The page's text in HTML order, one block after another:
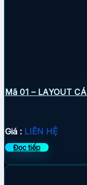
Mã 01 – LAYOUT
Giá : LIÊN HỆ
Đọc tiếp